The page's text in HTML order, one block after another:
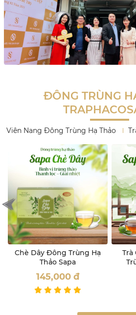
ĐÔNG TRÙNG
Viên Nang Đông Trùng Hạ Thảo
Trà Giảo Cổ Lam Đông
Trùng Hạ Thảo Sapa
145,000đ